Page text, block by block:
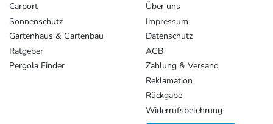
Carport
Sonnenschutz
Gartenhaus & Gartenbau
Ratgeber
Pergola Finder
Über uns
Impressum
Datenschutz
AGB
Zahlung & Versand
Reklamation
Rückgabe
Widerrufsbelehrung